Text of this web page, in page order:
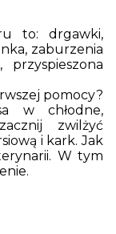
to: drgawki,
zaburzenia
pomocy?
w chłodne,
zwilżyć
i kark. Jak
W tym